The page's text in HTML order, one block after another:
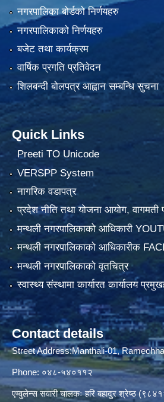
नगरपालिका बोर्डको निर्णयहरु
नगरपालिकाको निर्णयहरु
बजेट तथा कार्यक्रम
वार्षिक प्रगति प्रतिवेदन
शिलबन्दी बोलपत्र आह्वान सम्बन्धि सुचना
Quick Links
Preeti TO Unicode
VERSPP System
नागरिक वडापत्र
प्रदेश नीति तथा योजना आयोग, वागमती
मन्थली नगरपालिकाको आधिकारी
मन्थली नगरपालिकाको आधिकारीक
मन्थली नगरपालिकाको वृतचित्र
स्वास्थ्य संस्थामा कार्यारत कार्यालय
Contact details
Street Address:Manthali-01,
Phone: ०४८-५४०११२
एम्वुलेन्स सवारी चालकः हरि बहादुर श्रेष्ठ